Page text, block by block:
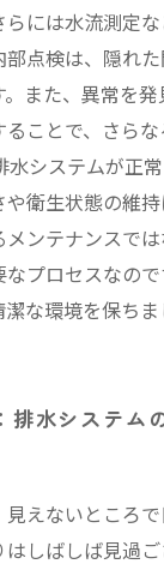
には水流測定
部点検は、隠れ
また、異常を
ことで、さら
水システムが正
衛生状態の維
ンテナンスで
プロセスなの
な環境を保ちま
排水システム
えないところで
しばしば見過